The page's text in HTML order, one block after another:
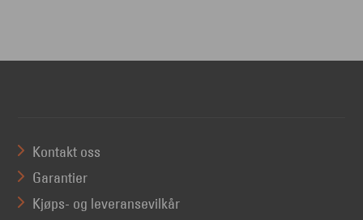
Kontakt oss
Garantier
Kjøps- og leveransevilkår